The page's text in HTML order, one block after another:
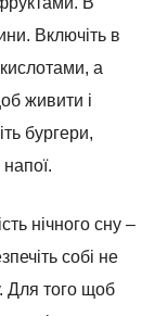
Включіть в
а
живити і
бургери,
нічного сну –
собі не
Для того щоб